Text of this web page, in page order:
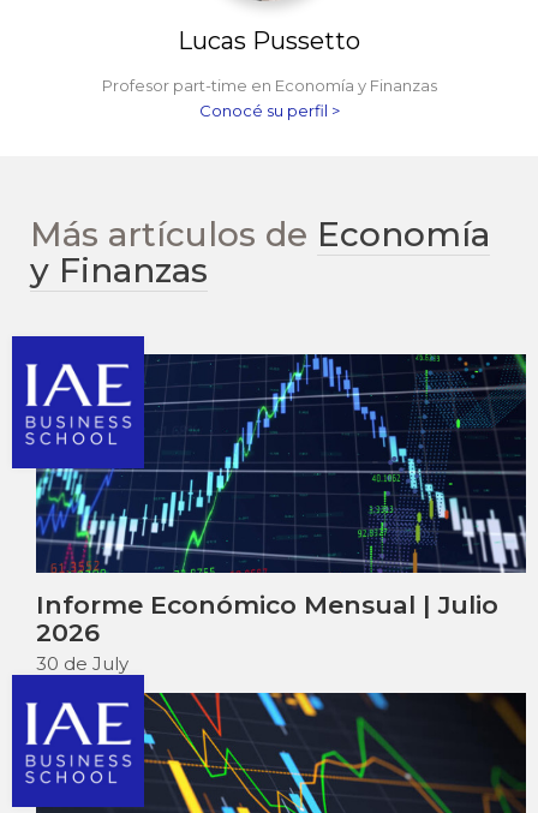
Lucas Pussetto
Profesor part-time en Economía y Finanzas
Conocé su perfil >
Más artículos de Economía
y Finanzas
Informe Económico Mensual | Julio
2026
30 de July